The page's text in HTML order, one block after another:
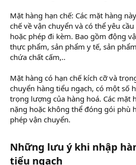
Mặt hàng hạn chế: Các mặt hàng
chế về vận chuyển và có thể yêu
hoặc phép đi kèm. Bao gồm động
thực phẩm, sản phẩm y tế, sản
chứa chất cấm,..
Mặt hàng có hạn chế kích cỡ và
chuyển hàng tiểu ngạch, có một số
trọng lượng của hàng hoá. Các mặt
nặng hoặc không thể đóng gói phù
phép vận chuyển.
Những lưu ý khi nhập
tiểu ngạch​